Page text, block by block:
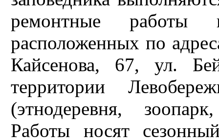
ремонтные работы
расположенных по
Кайсенова, 67, ул.
территории
(этнодеревня,
Работы носят